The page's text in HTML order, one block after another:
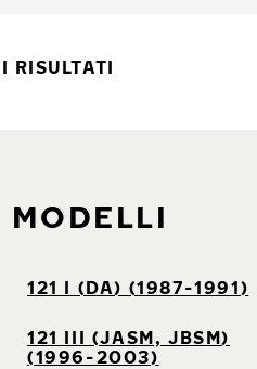
RISULTATI
121 I (DA) (1987-1991)
121 III (JASM, JBSM)
(1996-2003)